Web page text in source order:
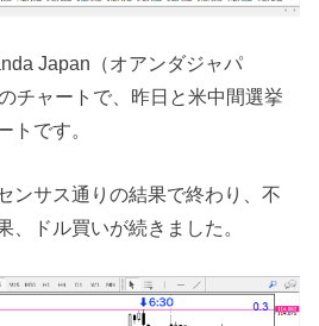
Japan（オアンダジャパ
チャートで、昨日と米中間選挙
トです。
ンサス通りの結果で終わり、不
、ドル買いが続きました。